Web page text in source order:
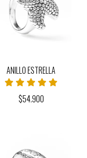
ANILLO ESTRELLA
$54.900